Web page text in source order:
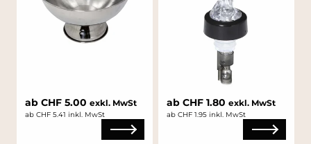
ab CHF 5.00 exkl. MwSt
ab CHF 5.41 inkl. MwSt
ab CHF 1.80 exkl. MwSt
ab CHF 1.95 inkl. MwSt